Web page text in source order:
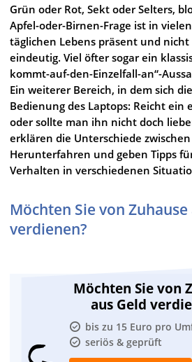
Grün oder Rot, Sekt oder Selters,
Apfel-oder-Birnen-Frage ist in
täglichen Lebens präsent und
eindeutig. Viel öfter sogar ein
kommt-auf-den-Einzelfall-an“-
Ein weiterer Bereich, in dem sich
Bedienung des Laptops: Reicht ein
oder sollte man ihn nicht doch
erklären die Unterschiede
Herunterfahren und geben Tipps
Verhalten in verschiedenen
Möchten Sie von Zuhause
verdienen?
Möchten Sie von
aus Geld
bis zu 15 Euro pro
seriös & geprüft